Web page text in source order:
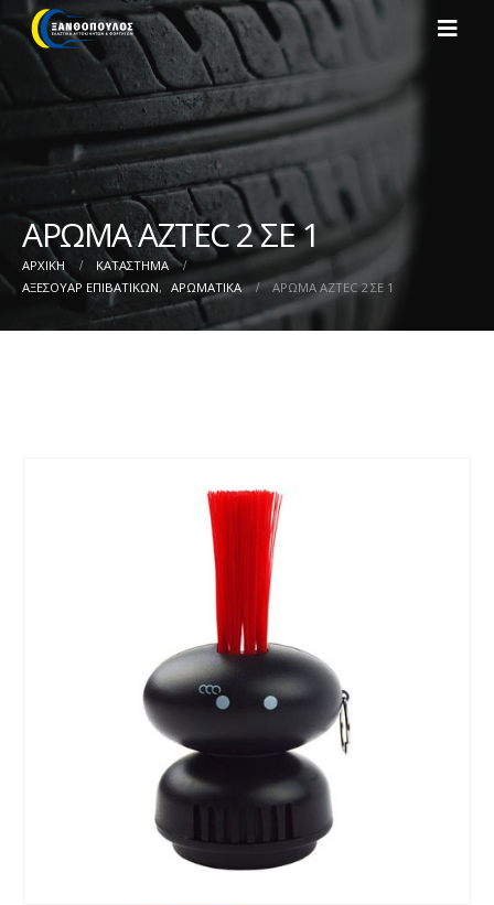
ΑΡΩΜΑ AZTEC 2 ΣΕ 1
ΑΡΧΙΚΉ
ΚΑΤΆΣΤΗΜΑ
ΑΞΕΣΟΥΑΡ ΕΠΙΒΑΤΙΚΩΝ, ΑΡΩΜΑΤΙΚΑ ΑΡΩΜΑ AZTEC 2 ΣΕ 1